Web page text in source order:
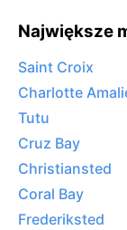
Największe
Saint Croix
Charlotte
Tutu
Cruz Bay
Christiansted
Coral Bay
Frederiksted